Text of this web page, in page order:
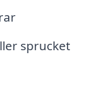
sprucket